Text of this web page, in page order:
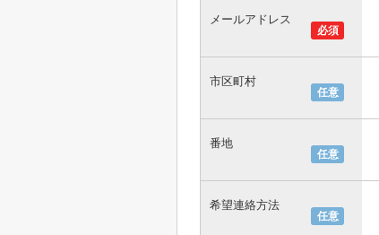
必須
メールアドレス
任意
市区町村
任意
番地
任意
希望連絡方法